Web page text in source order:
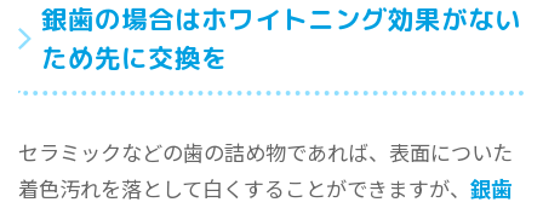
銀歯の場合はホワイトニング効果がない
ため先に交換を
セラミックなどの歯の詰め物であれば、表面についた
着色汚れを落として白くすることができますが、銀歯